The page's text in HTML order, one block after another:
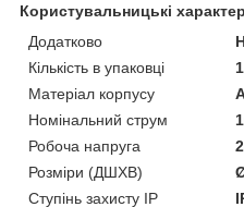
Користувальницькі
Додатково
Кількість в упаковці
Матеріал корпусу
Номінальний струм
Робоча напруга
Розміри (ДШХВ)
Ступінь захисту IP